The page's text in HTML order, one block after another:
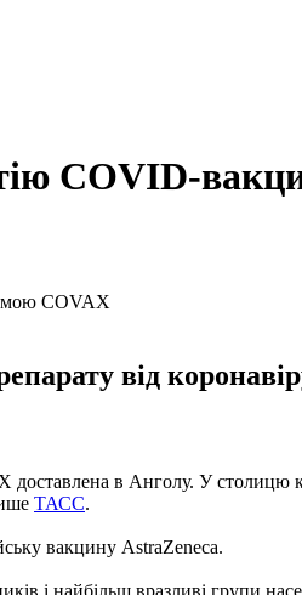
COVID-
від
​​в Анголу. У столицю
ТАСС.
вакцину AstraZeneca.
і найбільш вразливі групи